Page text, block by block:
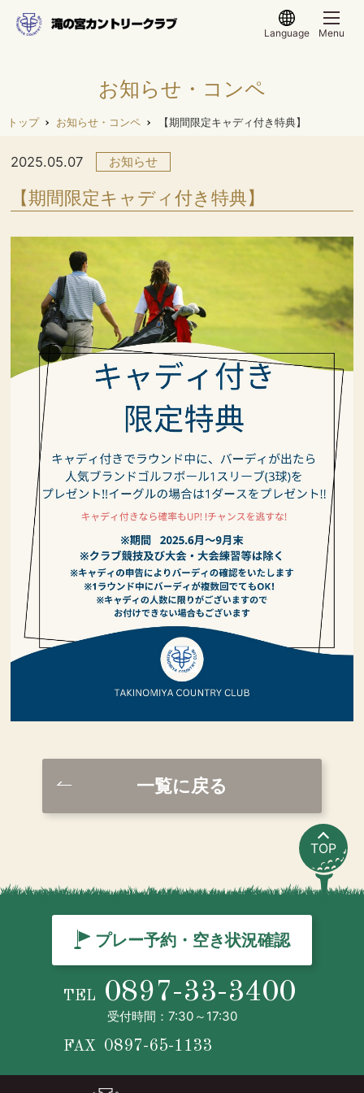
Menu
Language
お知らせ・コンペ
トップ お知らせ・コンペ 【期間限定キャディ付き特典】
2025.05.07 お知らせ
【期間限定キャディ付き特典】
一覧に戻る
TOP
プレー予約・空き状況確認
TEL 0897-33-3400
受付時間：7:30～17:30
FAX 0897-65-1133